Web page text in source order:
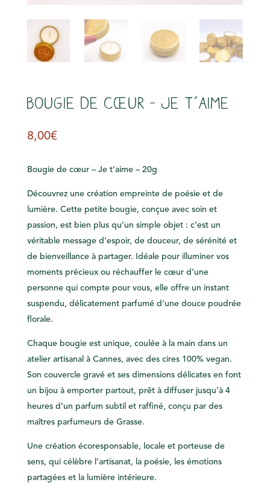
Bougie de cœur – Je t’aime
8,00€
Bougie de cœur – Je t’aime – 20g
Découvrez une création empreinte de poésie et de
lumière. Cette petite bougie, conçue avec soin et
passion, est bien plus qu’un simple objet : c’est un
véritable message d’espoir, de douceur, de sérénité et
de bienveillance à partager. Idéale pour illuminer vos
moments précieux ou réchauffer le cœur d’une
personne qui compte pour vous, elle offre un instant
suspendu, délicatement parfumé d’une douce poudrée
florale.
Chaque bougie est unique, coulée à la main dans un
atelier artisanal à Cannes, avec des cires 100% vegan.
Son couvercle gravé et ses dimensions délicates en font
un bijou à emporter partout, prêt à diffuser jusqu’à 4
heures d’un parfum subtil et raffiné, conçu par des
maîtres parfumeurs de Grasse.
Une création écoresponsable, locale et porteuse de
sens, qui célèbre l’artisanat, la poésie, les émotions
partagées et la lumière intérieure.